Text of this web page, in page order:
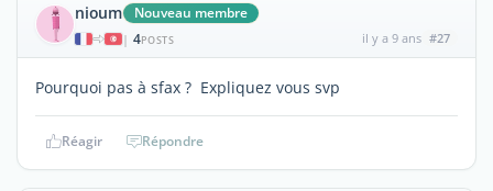
nioum Nouveau membre
| 4POSTS il y a 9 ans #27
Pourquoi pas à sfax ? Expliquez vous svp
Réagir Répondre